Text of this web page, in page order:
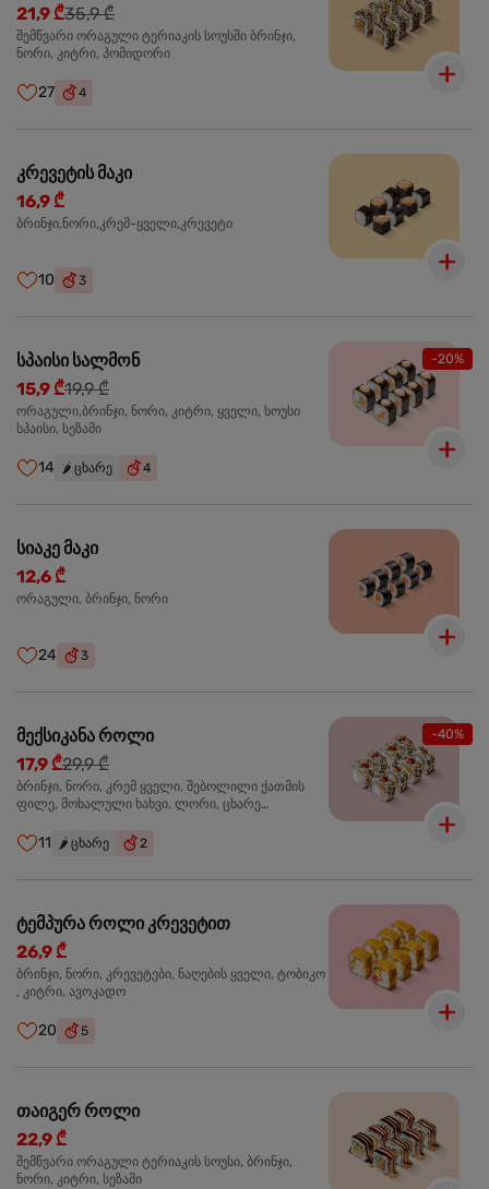
21,9 ₾35,9 ₾
შემწვარი ორაგული ტერიაკის სოუსში ბრინჯი,
ნორი, კიტრი, პომიდორი
27 4
კრევეტის მაკი
16,9 ₾
ბრინჯი,ნორი,კრემ-ყველი,კრევეტი
10 3
-20%
სპაისი სალმონ
15,9 ₾19,9 ₾
ორაგული,ბრინჯი, ნორი, კიტრი, ყველი, სოუსი
სპაისი, სეზამი
14 🌶️ ცხარე 4
სიაკე მაკი
12,6 ₾
ორაგული, ბრინჯი, ნორი
24 3
-40%
მექსიკანა როლი
17,9 ₾29,9 ₾
ბრინჯი, ნორი, კრემ ყველი, შებოლილი ქათმის
ფილე, მოხალული ხახვი, ლორი, ცხარე
11 🌶️ ცხარე 2
ტემპურა როლი კრევეტით
26,9 ₾
ბრინჯი, ნორი, კრევეტები, ნაღების ყველი, ტობიკო
, კიტრი, ავოკადო
20 5
თაიგერ როლი
22,9 ₾
შემწვარი ორაგული ტერიაკის სოუსი, ბრინჯი,
ნორი, კიტრი, სეზამი